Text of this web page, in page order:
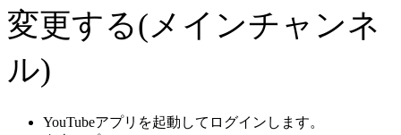
変更する(メインチャンネ
ル)
YouTubeアプリを起動してログインします。